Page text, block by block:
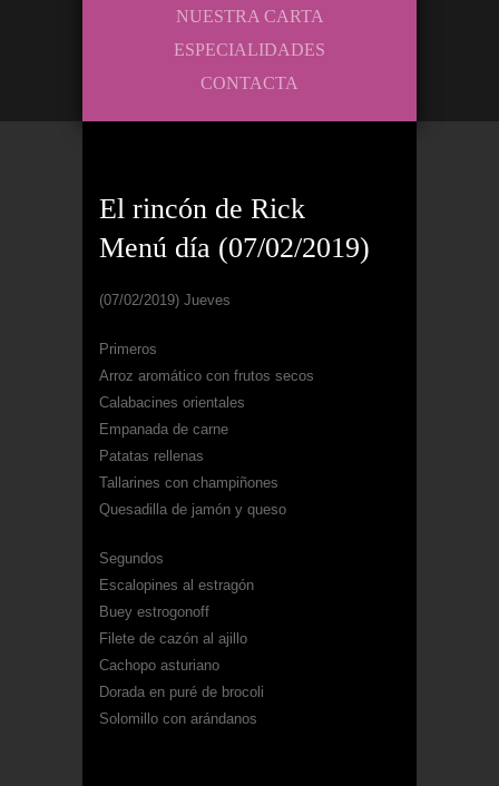
NUESTRA CARTA
ESPECIALIDADES
CONTACTA
El rincón de Rick
Menú día (07/02/2019)
(07/02/2019) Jueves
Primeros
Arroz aromático con frutos secos
Calabacines orientales
Empanada de carne
Patatas rellenas
Tallarines con champiñones
Quesadilla de jamón y queso
Segundos
Escalopines al estragón
Buey estrogonoff
Filete de cazón al ajillo
Cachopo asturiano
Dorada en puré de brocoli
Solomillo con arándanos